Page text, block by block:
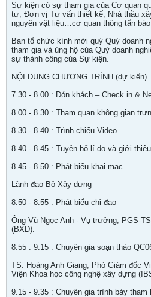
Sự kiện có sự tham gia của Cơ quan
tư, Đơn vị Tư vấn thiết kế, Nhà thầu
nguyên vật liệu…cơ quan thông tấn
Ban tổ chức kính mời quý Quý doanh
tham gia và ủng hộ của Quý doanh
sự thành công của Sự kiện.
NỘI DUNG CHƯƠNG TRÌNH (dự kiến)
7.30 - 8.00 : Đón khách – Check in &
8.00 - 8.30 : Tham quan không gian
8.30 - 8.40 : Trình chiếu Video
8.40 - 8.45 : Tuyên bố lí do và giới
8.45 - 8.50 : Phát biểu khai mạc
Lãnh đạo Bộ Xây dựng
8.50 - 8.55 : Phát biểu chỉ đạo
Ông Vũ Ngọc Anh - Vụ trưởng, PGS-
(BXD).
8.55 : 9.15 : Chuyên gia soạn thảo
TS. Hoàng Anh Giang, Phó Giám đốc
Viện Khoa học công nghệ xây dựng
9.15 - 9.35 : Chuyên gia trình bày tham